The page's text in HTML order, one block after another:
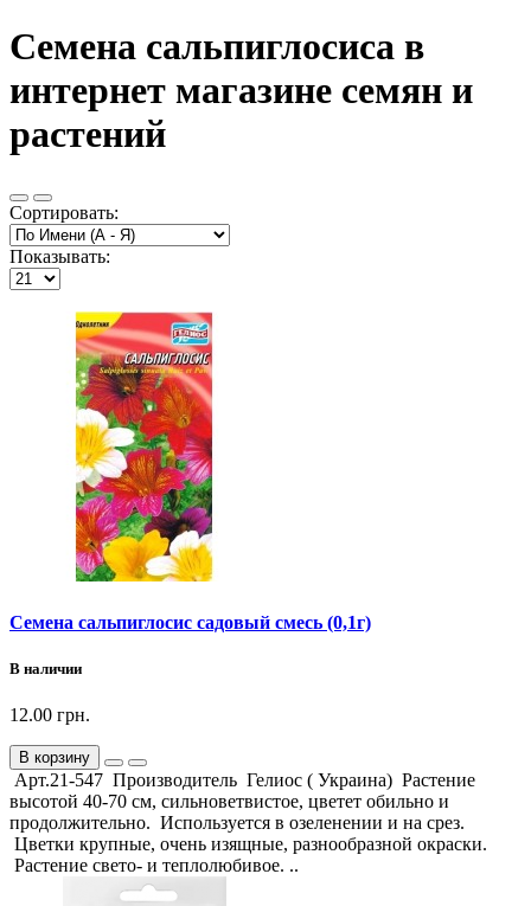
Семена сальпиглосиса в
интернет магазине семян и
растений
Сортировать:
Показывать:
Семена сальпиглосис садовый смесь (0,1г)
В наличии
12.00 грн.
В корзину
Арт.21-547 Производитель Гелиос ( Украина) Растение
высотой 40-70 см, сильноветвистое, цветет обильно и
продолжительно. Используется в озеленении и на срез.
Цветки крупные, очень изящные, разнообразной окраски.
Растение свето- и теплолюбивое. ..